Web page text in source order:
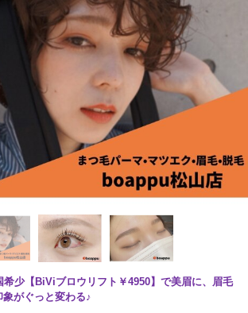
少【BiViブロウリフト￥4950】で美眉に、眉毛
がぐっと変わる♪